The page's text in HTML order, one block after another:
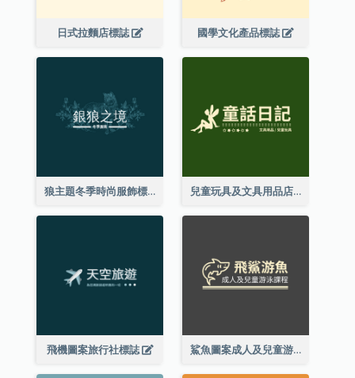
日式拉麵店標誌 國學文化產品標誌
狼主題冬季時尚服飾標誌 兒童玩具及文具用品店精靈主題標誌設計
飛機圖案旅行社標誌 鯊魚圖案成人及兒童游泳課程標誌設計